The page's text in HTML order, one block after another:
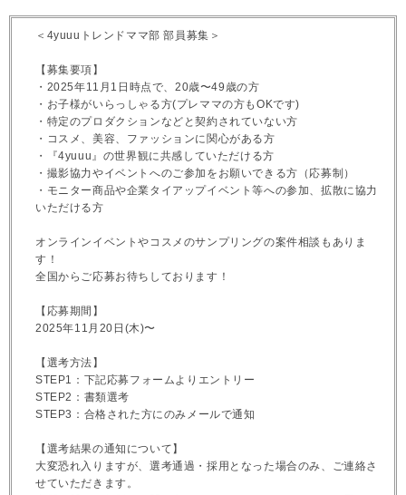
＜4yuuuトレンドママ部 部員募集＞
【募集要項】
・2025年11月1日時点で、20歳〜49歳の方
・お子様がいらっしゃる方(プレママの方もOKです)
・特定のプロダクションなどと契約されていない方
・コスメ、美容、ファッションに関心がある方
・『4yuuu』の世界観に共感していただける方
・撮影協力やイベントへのご参加をお願いできる方（応募制）
・モニター商品や企業タイアップイベント等への参加、拡散に協力
いただける方
オンラインイベントやコスメのサンプリングの案件相談もありま
す！
全国からご応募お待ちしております！
【応募期間】
2025年11月20日(木)〜
【選考方法】
STEP1：下記応募フォームよりエントリー
STEP2：書類選考
STEP3：合格された方にのみメールで通知
【選考結果の通知について】
大変恐れ入りますが、選考通過・採用となった場合のみ、ご連絡さ
せていただきます。